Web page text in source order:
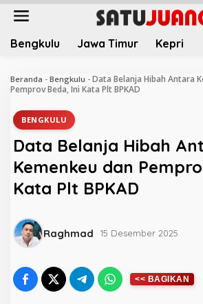
L
Bengkulu Jawa Timur Kepri
Beranda - Bengkulu - Data Belanja Hibah Antara
Pemprov Beda, Ini Kata Plt BPKAD
BENGKULU
Data Belanja Hibah
Kemenkeu dan
Kata Plt BPKAD
Raghmad 15 Desember 2025